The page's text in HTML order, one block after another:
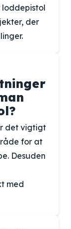
loddepistol
der
det vigtigt
for at
Desuden
med